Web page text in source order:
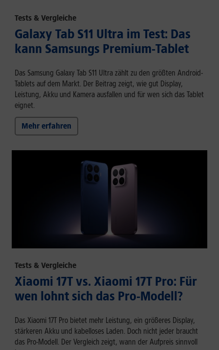
Tests & Vergleiche
Galaxy Tab S11 Ultra im Test: Das
kann Samsungs Premium-Tablet
Das Samsung Galaxy Tab S11 Ultra zählt zu den größten Android-
Tablets auf dem Markt. Der Beitrag zeigt, wie gut Display,
Leistung, Akku und Kamera ausfallen und für wen sich das Tablet
eignet.
Mehr erfahren
Tests & Vergleiche
Xiaomi 17T vs. Xiaomi 17T Pro: Für
wen lohnt sich das Pro-Modell?
Das Xiaomi 17T Pro bietet mehr Leistung, ein größeres Display,
stärkeren Akku und kabelloses Laden. Doch nicht jeder braucht
das Pro-Modell. Der Vergleich zeigt, wann der Aufpreis sinnvoll